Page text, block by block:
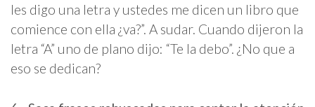
les digo una letra y ustedes me dicen un libro que
comience con ella ¿va?”. A sudar. Cuando dijeron la
letra “A” uno de plano dijo: “Te la debo”. ¿No que a
eso se dedican?